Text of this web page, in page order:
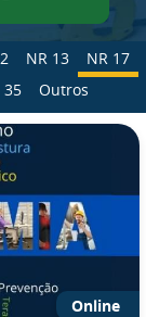
NR 13
NR 17
35 Outros
Online